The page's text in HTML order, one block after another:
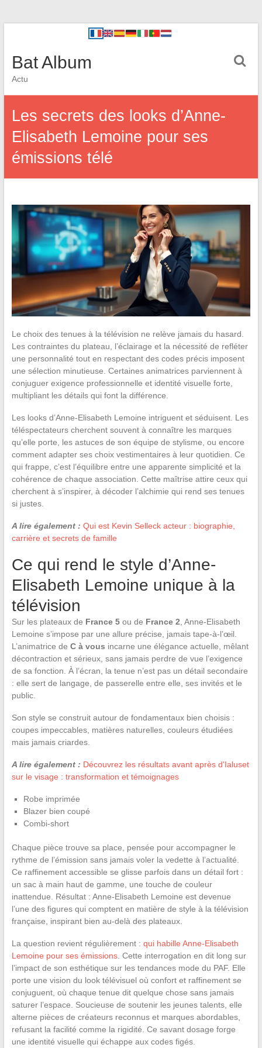
Bat Album
Actu
Les secrets des looks d’Anne-
Elisabeth Lemoine pour ses
émissions télé
Le choix des tenues à la télévision ne relève jamais du hasard.
Les contraintes du plateau, l’éclairage et la nécessité de refléter
une personnalité tout en respectant des codes précis imposent
une sélection minutieuse. Certaines animatrices parviennent à
conjuguer exigence professionnelle et identité visuelle forte,
multipliant les détails qui font la différence.
Les looks d’Anne-Elisabeth Lemoine intriguent et séduisent. Les
téléspectateurs cherchent souvent à connaître les marques
qu’elle porte, les astuces de son équipe de stylisme, ou encore
comment adapter ses choix vestimentaires à leur quotidien. Ce
qui frappe, c’est l’équilibre entre une apparente simplicité et la
cohérence de chaque association. Cette maîtrise attire ceux qui
cherchent à s’inspirer, à décoder l’alchimie qui rend ses tenues
si justes.
A lire également : Qui est Kevin Selleck acteur : biographie,
carrière et secrets de famille
Ce qui rend le style d’Anne-
Elisabeth Lemoine unique à la
télévision
Sur les plateaux de France 5ou de France 2 , Anne-Elisabeth
Lemoine s’impose par une allure précise, jamais tape-à-l’œil.
L’animatrice de C à vous incarne une élégance actuelle, mêlant
décontraction et sérieux, sans jamais perdre de vue l’exigence
de sa fonction. À l’écran, la tenue n’est pas un détail secondaire
: elle sert de langage, de passerelle entre elle, ses invités et le
public.
Son style se construit autour de fondamentaux bien choisis :
coupes impeccables, matières naturelles, couleurs étudiées
mais jamais criardes.
A lire également : Découvrez les résultats avant après d'Ialuset
sur le visage : transformation et témoignages
Robe imprimée
Blazer bien coupé
Combi-short
Chaque pièce trouve sa place, pensée pour accompagner le
rythme de l’émission sans jamais voler la vedette à l’actualité.
Ce raffinement accessible se glisse parfois dans un détail fort :
un sac à main haut de gamme, une touche de couleur
inattendue. Résultat : Anne-Elisabeth Lemoine est devenue
l’une des figures qui comptent en matière de style à la télévision
française, inspirant bien au-delà des plateaux.
La question revient régulièrement : qui habille Anne-Elisabeth
Lemoine pour ses émissions. Cette interrogation en dit long sur
l’impact de son esthétique sur les tendances mode du PAF. Elle
porte une vision du look télévisuel où confort et raffinement se
conjuguent, où chaque tenue dit quelque chose sans jamais
saturer l’espace. Soucieuse de soutenir les jeunes talents, elle
alterne pièces de créateurs reconnus et marques abordables,
refusant la facilité comme la rigidité. Ce savant dosage forge
une identité visuelle qui échappe aux codes figés.